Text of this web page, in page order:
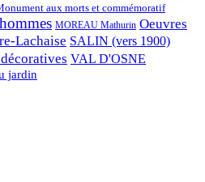
aux morts et commémoratif
MOREAU Mathurin Oeuvres
Lachaise SALIN (vers 1900)
VAL D'OSNE
jardin